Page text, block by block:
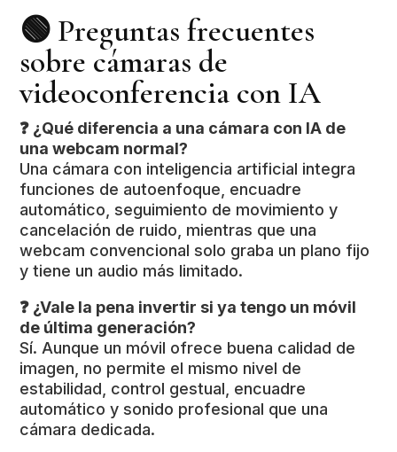
🟢 Preguntas frecuentes
sobre cámaras de
videoconferencia con IA
❓ ¿Qué diferencia a una cámara con IA de
una webcam normal?
Una cámara con inteligencia artificial integra
funciones de autoenfoque, encuadre
automático, seguimiento de movimiento y
cancelación de ruido, mientras que una
webcam convencional solo graba un plano fijo
y tiene un audio más limitado.
❓ ¿Vale la pena invertir si ya tengo un móvil
de última generación?
Sí. Aunque un móvil ofrece buena calidad de
imagen, no permite el mismo nivel de
estabilidad, control gestual, encuadre
automático y sonido profesional que una
cámara dedicada.